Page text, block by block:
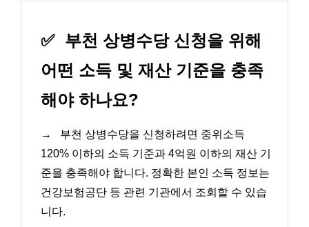
✅ 부천 상병수당 신청을 위해
어떤 소득 및 재산 기준을 충족
해야 하나요?
→
부천 상병수당을 신청하려면 중위소득
120% 이하의 소득 기준과 4억원 이하의 재산 기
준을 충족해야 합니다. 정확한 본인 소득 정보는
건강보험공단 등 관련 기관에서 조회할 수 있습
니다.